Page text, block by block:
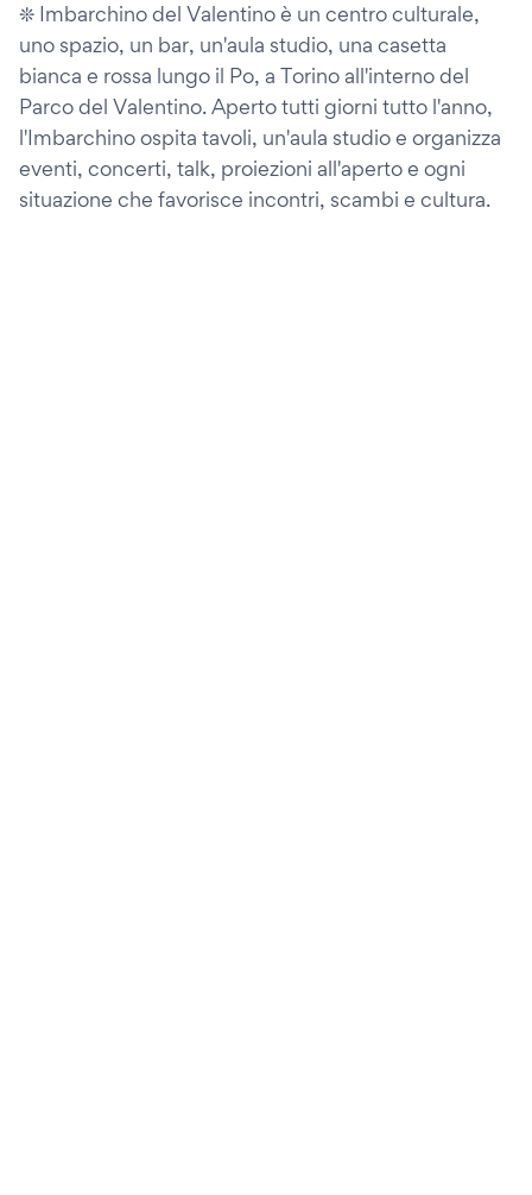
❊ Imbarchino del Valentino è un centro culturale,
uno spazio, un bar, un'aula studio, una casetta
bianca e rossa lungo il Po, a Torino all'interno del
Parco del Valentino. Aperto tutti giorni tutto l'anno,
l'Imbarchino ospita tavoli, un'aula studio e organizza
eventi, concerti, talk, proiezioni all'aperto e ogni
situazione che favorisce incontri, scambi e cultura.